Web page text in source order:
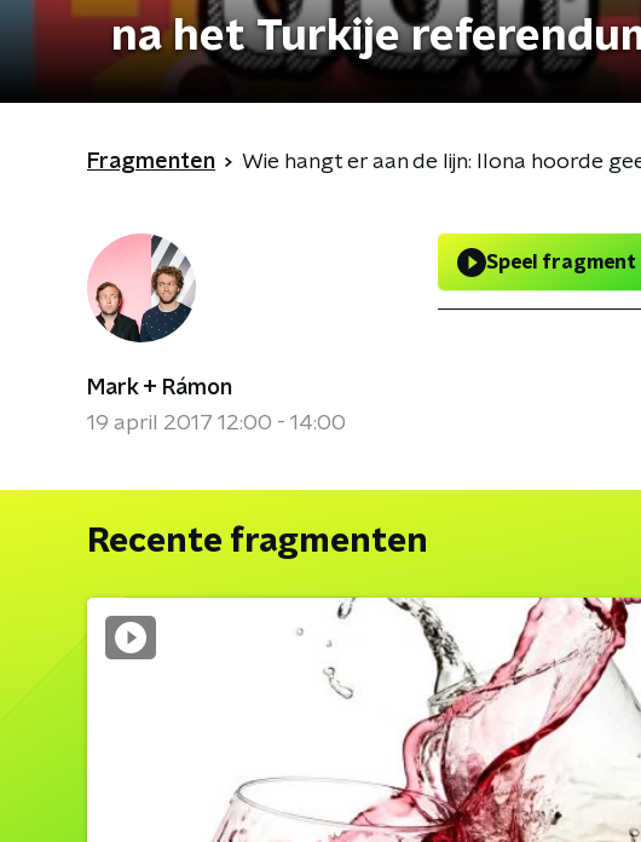
na het Turkije
Fragmenten Wie hangt er aan de lijn: Ilona hoorde
Mark + Rámon
19 april 2017 12:00 - 14:00
Speel
Recente fragmenten